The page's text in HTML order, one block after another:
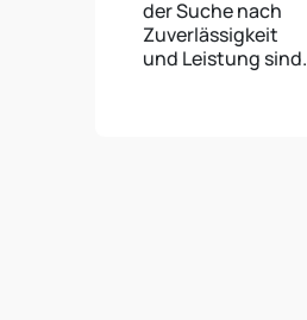
der Suche nach
Zuverlässigkeit
und Leistung sind.